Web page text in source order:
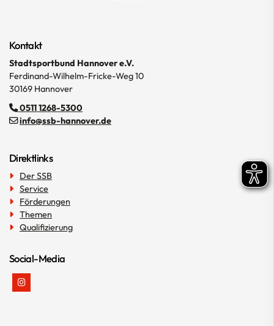
Kontakt
Stadtsportbund Hannover e.V.
Ferdinand-Wilhelm-Fricke-Weg 10
30169 Hannover
0511 1268-5300
info@ssb-hannover.de
Direktlinks
Der SSB
Service
Förderungen
Themen
Qualifizierung
Social-Media